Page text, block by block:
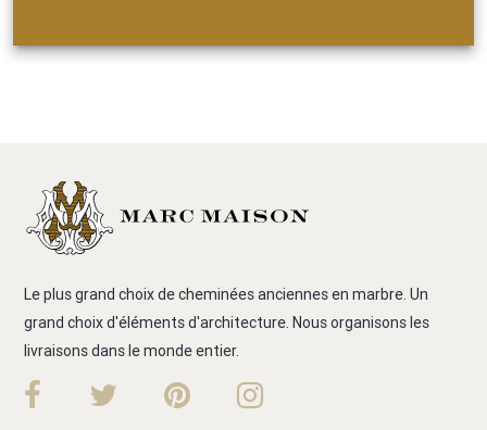
Le plus grand choix de cheminées anciennes en marbre. Un
grand choix d'éléments d'architecture. Nous organisons les
livraisons dans le monde entier.